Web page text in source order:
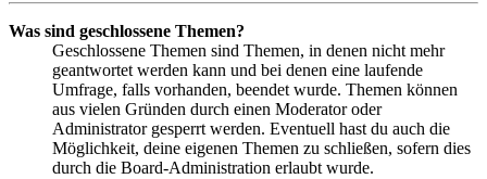
Was sind geschlossene Themen?
Geschlossene Themen sind Themen, in denen nicht mehr
geantwortet werden kann und bei denen eine laufende
Umfrage, falls vorhanden, beendet wurde. Themen können
aus vielen Gründen durch einen Moderator oder
Administrator gesperrt werden. Eventuell hast du auch die
Möglichkeit, deine eigenen Themen zu schließen, sofern dies
durch die Board-Administration erlaubt wurde.